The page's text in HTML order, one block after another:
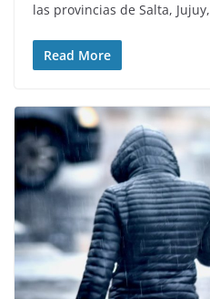
las provincias de Salta, Jujuy,
Read More